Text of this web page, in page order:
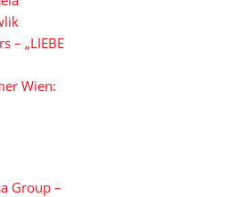
– „LIEBE
Wien:
Group –